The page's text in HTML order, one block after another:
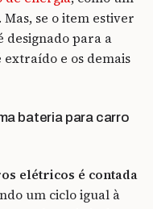
se o item estiver
designado para a
extraído e os demais
bateria para carro
elétricos é contada
um ciclo igual à